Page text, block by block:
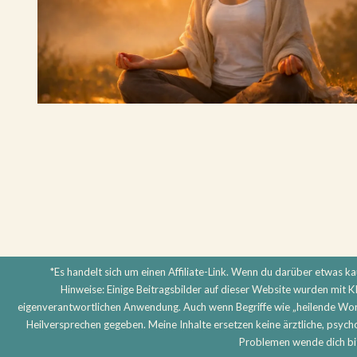
*Es handelt sich um einen Affiliate-Link. Wenn du darüber etwas
Hinweise: Einige Beitragsbilder auf dieser Website wurden mit
eigenverantwortlichen Anwendung. Auch wenn Begriffe wie „heilende
Heilversprechen gegeben. Meine Inhalte ersetzen keine ärztliche,
Problemen wende dich